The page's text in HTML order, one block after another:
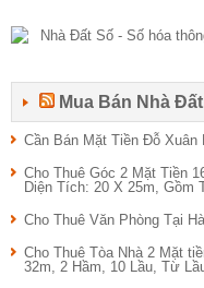
Mua Bán Nhà Đất
Cần Bán Mặt Tiền Đỗ Xuân
Cho Thuê Góc 2 Mặt Tiền
Diện Tích: 20 X 25m, Gồm
Cho Thuê Văn Phòng Tại
Cho Thuê Tòa Nhà 2 Mặt
32m, 2 Hầm, 10 Lầu, Từ